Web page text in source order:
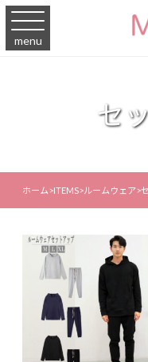
menu
セ
ホーム>ITEMS>ルームウェア>